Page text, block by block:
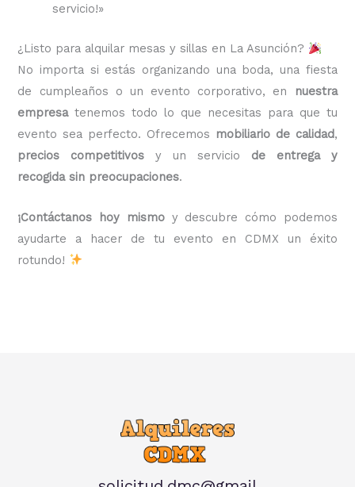
servicio!»
¿Listo para alquilar mesas y sillas en La Asunción?
No importa si estás organizando una boda, una fiesta
de cumpleaños o un evento corporativo, en
nuestra
empresatenemos todo lo que necesitas para que tu
evento sea perfecto. Ofrecemos mobiliario de calidad,
precios competitivos y un servicio de entrega y
recogida sin preocupaciones.
¡Contáctanos hoy mismoy descubre cómo podemos
ayudarte a hacer de tu evento en CDMX un éxito
rotundo!